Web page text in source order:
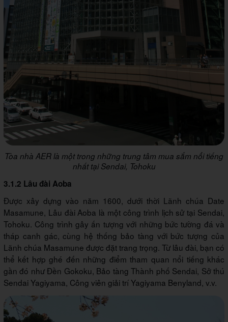
Tòa nhà AER là một trong những trung tâm mua sắm nổi tiếng
nhất tại Sendai, Tohoku
3.1.2 Lâu đài Aoba
Được xây dựng vào năm 1600, dưới thời Lãnh chúa Date
Masamune, Lâu đài Aoba là một công trình lịch sử tại Sendai,
Tohoku. Công trình gây ấn tượng với những bức tường đá và
tháp canh gác, cùng hệ thống bảo tàng với bức tượng của
Lãnh chúa Masamune được đặt trang trọng. Từ lâu đài, bạn có
thể kết hợp ghé đến những điểm tham quan nổi tiếng khác
gần đó như Đền Gokoku, Bảo tàng Thành phố Sendai, Sở thú
Sendai Yagiyama, Công viên giải trí Yagiyama Benyland, v.v.